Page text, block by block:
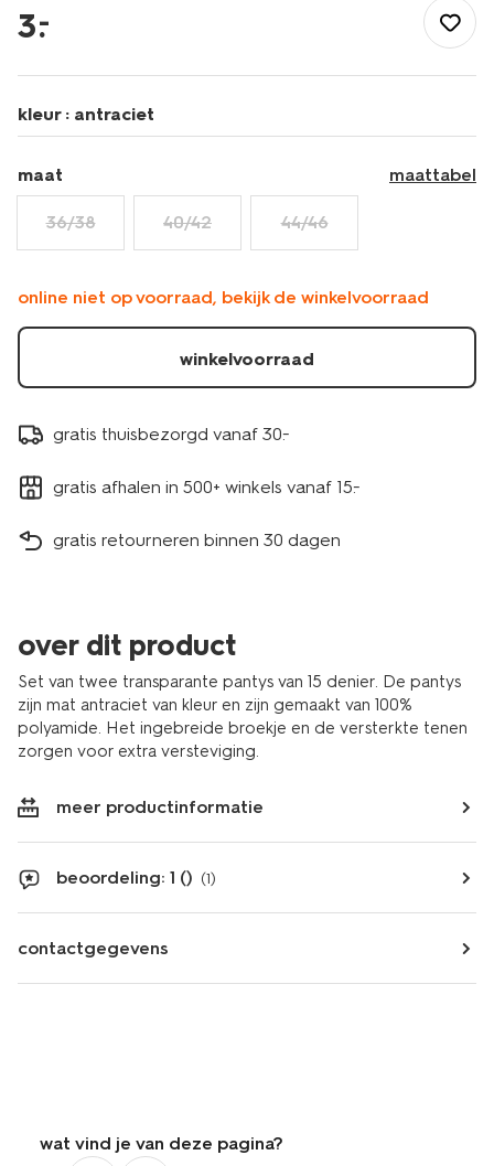
mat-
15-
-
-2-
stuks-
1000000746.html
3.
–
kleur : antraciet
maat maattabel
36/38 40/42 44/46
online niet op voorraad, bekijk de winkelvoorraad
winkelvoorraad
gratis thuisbezorgd vanaf 30.-
gratis afhalen in 500+ winkels vanaf 15.-
gratis retourneren binnen 30 dagen
over dit product
Set van twee transparante pantys van 15 denier. De pantys
zijn mat antraciet van kleur en zijn gemaakt van 100%
polyamide. Het ingebreide broekje en de versterkte tenen
zorgen voor extra versteviging.
meer productinformatie
beoordeling: 1 () (1)
contactgegevens
wat vind je van deze pagina?